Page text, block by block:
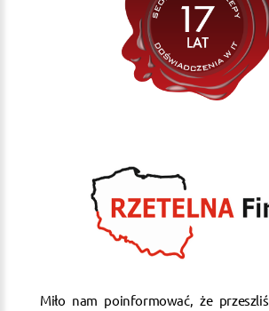
Miło nam poinformować, że